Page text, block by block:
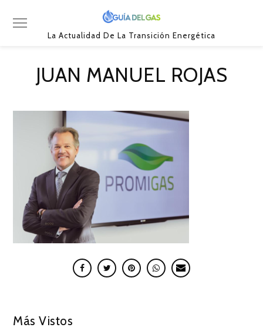
La Actualidad De La Transición Energética
JUAN MANUEL ROJAS
Más Vistos